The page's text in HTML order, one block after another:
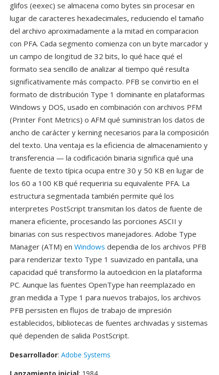
glifos (eexec) se almacena como bytes sin procesar en
lugar de caracteres hexadecimales, reduciendo el tamaño
del archivo aproximadamente a la mitad en comparacion
con PFA. Cada segmento comienza con un byte marcador y
un campo de longitud de 32 bits, lo qué hace qué el
formato sea sencillo de analizar al tiempo qué resulta
significativamente más compacto. PFB se convirtio en el
formato de distribución Type 1 dominante en plataformas
Windows y DOS, usado en combinación con archivos PFM
(Printer Font Metrics) o AFM qué suministran los datos de
ancho de carácter y kerning necesarios para la composición
del texto. Una ventaja es la eficiencia de almacenamiento y
transferencia — la codificación binaria significa qué una
fuente de texto típica ocupa entre 30 y 50 KB en lugar de
los 60 a 100 KB qué requeriria su equivalente PFA. La
estructura segmentada también permite qué los
interpretes PostScript transmitan los datos de fuente de
manera eficiente, procesando las porciones ASCII y
binarias con sus respectivos manejadores. Adobe Type
Manager (ATM) en Windows dependia de los archivos PFB
para renderizar texto Type 1 suavizado en pantalla, una
capacidad qué transformo la autoedicion en la plataforma
PC. Aunque las fuentes OpenType han reemplazado en
gran medida a Type 1 para nuevos trabajos, los archivos
PFB persisten en flujos de trabajo de impresión
establecidos, bibliotecas de fuentes archivadas y sistemas
qué dependen de salida PostScript.
Desarrollador: Adobe Systems